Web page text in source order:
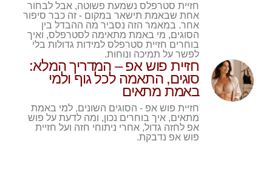
חזיית סטרפלס נשמעת פשוטה, אבל לבחור
אחת שבאמת תישאר במקום - זה כבר סיפור
אחר. במאמר הזה נסביר מה ההבדל בין
הסוגים, מי באמת מתאימה לסטרפלס, ואיך
בוחרים חזיית סטרפלס למידות גדולות בלי
לפשר על תמיכה ונוחות.
חזיית פוש אפ – המדריך המלא:
סוגים, התאמה לכל גוף ולמי
באמת מתאים
חזיית פוש אפ - הסוגים השונים, למי באמת
מתאים, איך בוחרים נכון, ומה לדעת על פוש
אפ לחזה גדול, אחרי ניתוחי חזה ועל חזיית
פוש אפ נדבקת.